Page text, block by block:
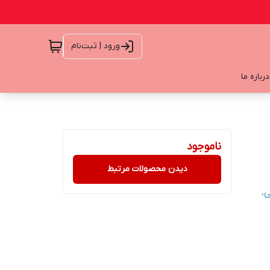
ورود | ثبت‌نام
درباره ما
،
ناموجود
دیدن محصولات مرتبط